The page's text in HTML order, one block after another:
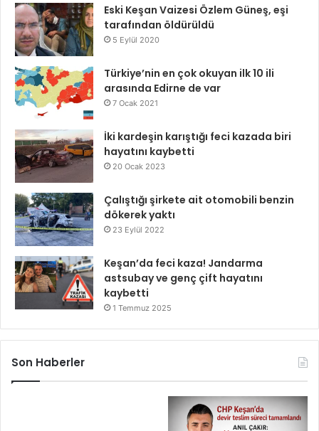
Eski Keşan Vaizesi Özlem Güneş, eşi
tarafından öldürüldü
5 Eylül 2020
Türkiye’nin en çok okuyan ilk 10 ili
arasında Edirne de var
7 Ocak 2021
İki kardeşin karıştığı feci kazada biri
hayatını kaybetti
20 Ocak 2023
Çalıştığı şirkete ait otomobili benzin
dökerek yaktı
23 Eylül 2022
Keşan’da feci kaza! Jandarma
astsubay ve genç çift hayatını
kaybetti
1 Temmuz 2025
Son Haberler